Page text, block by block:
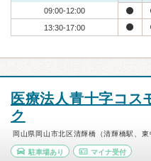
09:00-12:00
13:30-17:00
医療法人青十字コス
ク
岡山県岡山市北区清輝橋（清輝橋駅、東
駐車場あり マイナ受付